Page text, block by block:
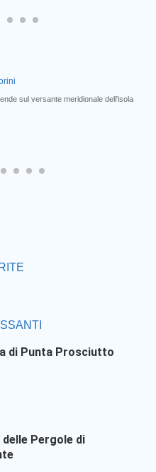
sul versante meridionale dell'isola
di Punta Prosciutto
delle Pergole di